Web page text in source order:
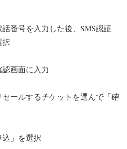
番号を入力した後、SMS認証
択
画面に入力
ールするチケットを選んで「確
」を選択